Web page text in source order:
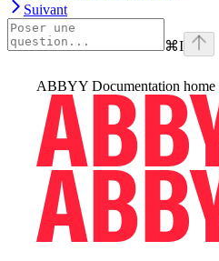
Suivant
⌘I
ABBYY Documentation home